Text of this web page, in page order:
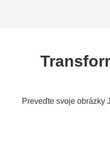
Preveďte svoje obrázky